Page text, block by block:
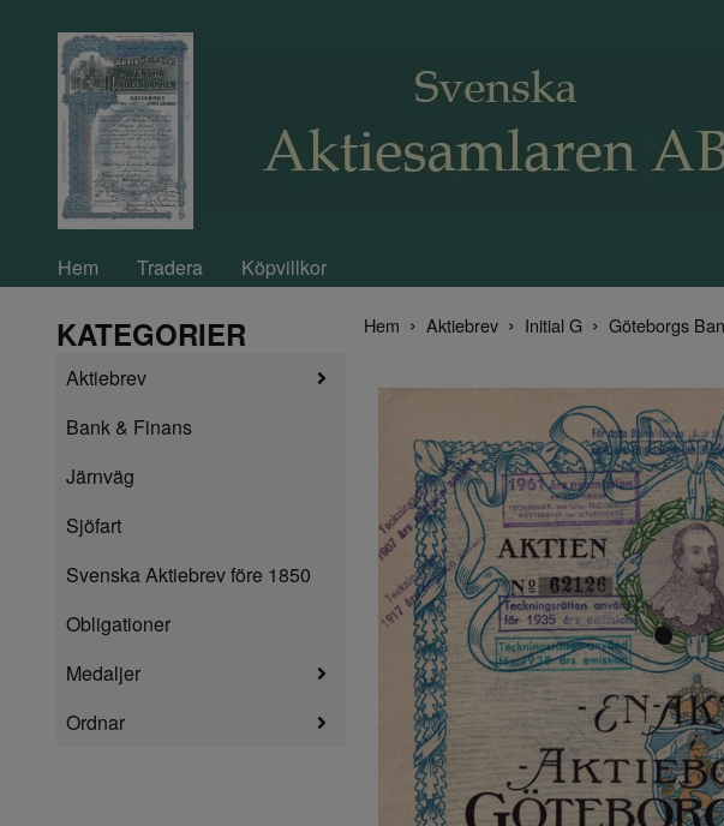
Hem Tradera Köpvillkor
KATEGORIER
Aktiebrev
Bank & Finans
Järnväg
Sjöfart
Svenska Aktiebrev före 1850
Obligationer
Medaljer
Ordnar
Hem Aktiebrev Initial G Göteborgs